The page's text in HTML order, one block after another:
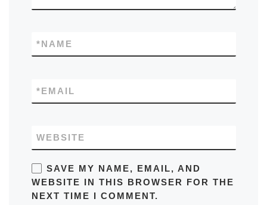
NAME
*
EMAIL
*
WEBSITE
SAVE MY NAME, EMAIL, AND
WEBSITE IN THIS BROWSER FOR THE
NEXT TIME I COMMENT.